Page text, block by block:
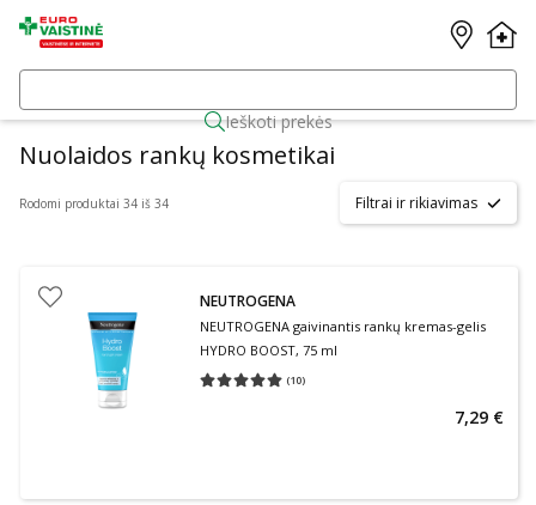
Ieškoti prekės
Nuolaidos rankų kosmetikai
Rodomi produktai 34 iš 34 Filtrai ir rikiavimas
NEUTROGENA
NEUTROGENA gaivinantis rankų kremas-gelis
HYDRO BOOST, 75 ml
(10)
Vidutinis įvertinimas 5.00
7,29 €